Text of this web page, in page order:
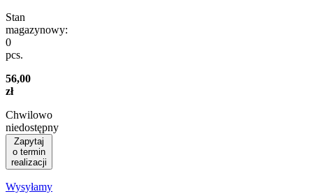
Stan
magazynowy:
0
pcs.
56,00
zł
Chwilowo
niedostępny
Zapytaj
o termin
realizacji
Wysyłamy